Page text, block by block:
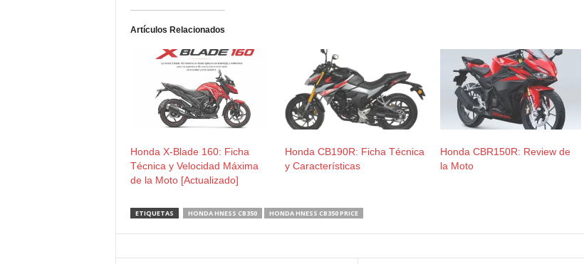
Artículos Relacionados
Honda X-Blade 160: Ficha
Técnica y Velocidad Máxima
de la Moto [Actualizado]
Honda CB190R: Ficha Técnica
y Características
Honda CBR150R: Review de
la Moto
ETIQUETAS HONDA HNESS CB350 HONDA HNESS CB350 PRICE